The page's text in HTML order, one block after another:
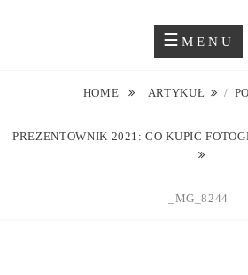
JUSTYNA EWA
MENU
HOME ARTYKUŁ /
PREZENTOWNIK 2021: CO KUPIĆ
_MG_8244